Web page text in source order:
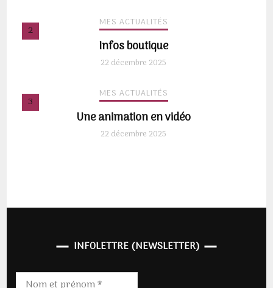
MES ACTUALITÉS
Infos boutique
22 décembre 2025
MES ACTUALITÉS
Une animation en vidéo
22 décembre 2025
INFOLETTRE (NEWSLETTER)